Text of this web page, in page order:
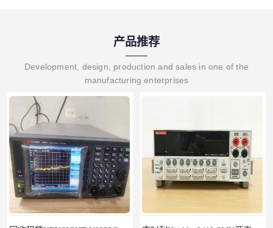
产品推荐
Development, design, production and sales in one of the
manufacturing enterprises